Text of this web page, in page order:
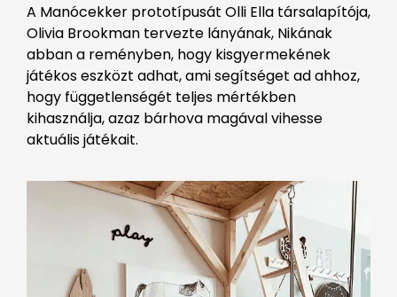
A Manócekker prototípusát Olli Ella társalapítója,
Olivia Brookman tervezte lányának, Nikának
abban a reményben, hogy kisgyermekének
játékos eszközt adhat, ami segítséget ad ahhoz,
hogy függetlenségét teljes mértékben
kihasználja, azaz bárhova magával vihesse
aktuális játékait.